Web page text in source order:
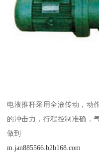
电液推杆采用全液传动，动
的冲击力，行程控制准确，
做到
m.jan885566.b2b168.com